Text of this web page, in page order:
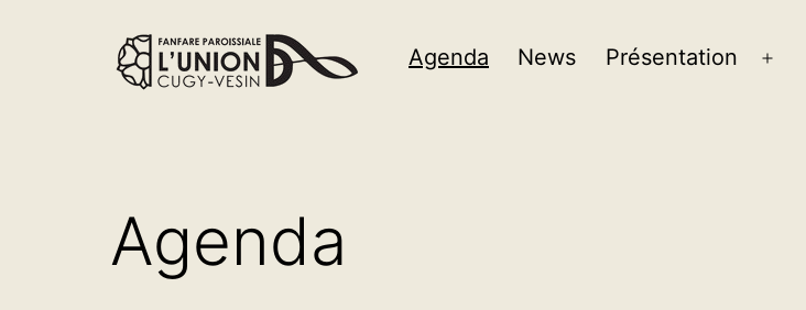
Agenda News Présentation
Agenda